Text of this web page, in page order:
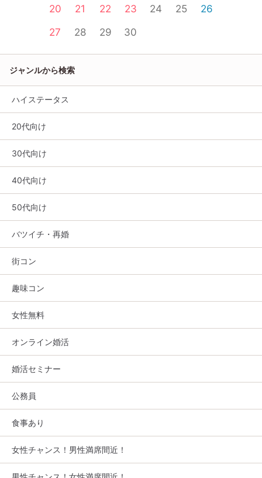
20
21 22 23 24 25
26
27
28 29 30
ジャンルから検索
ハイステータス
20代向け
30代向け
40代向け
50代向け
バツイチ・再婚
街コン
趣味コン
女性無料
オンライン婚活
婚活セミナー
公務員
食事あり
女性チャンス！男性満席間近！